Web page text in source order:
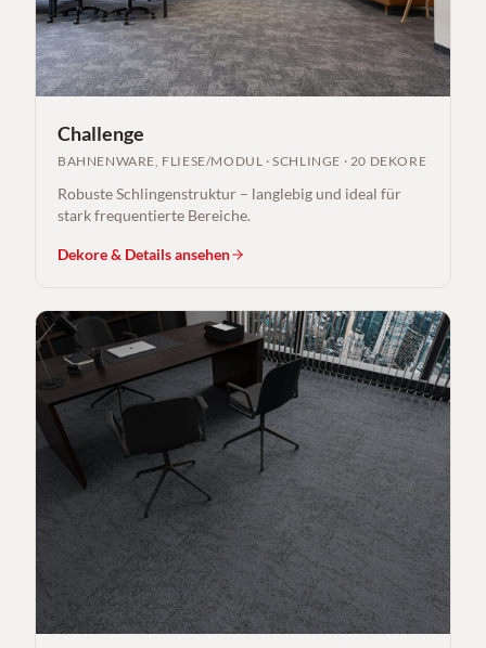
Challenge
BAHNENWARE, FLIESE/MODUL ·SCHLINGE · 20 DEKORE
Robuste Schlingenstruktur – langlebig und ideal für
stark frequentierte Bereiche.
Dekore & Details ansehen